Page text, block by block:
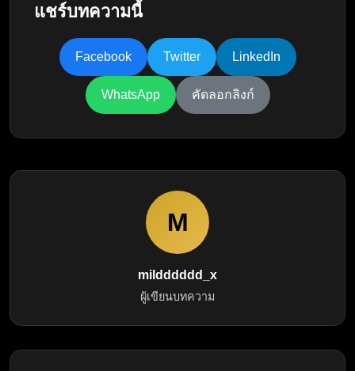
แชร์บทความนี้
Facebook Twitter LinkedIn
WhatsApp คัดลอกลิงก์
M
mildddddd_x
ผู้เขียนบทความ